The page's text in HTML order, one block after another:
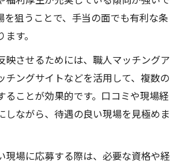
を狙うことで、手当の面でも有利な条
す。
映させるためには、職人マッチングア
チングサイトなどを活用して、複数の
ることが効果的です。口コミや現場経
しながら、待遇の良い現場を見極めま
現場に応募する際は、必要な資格や経